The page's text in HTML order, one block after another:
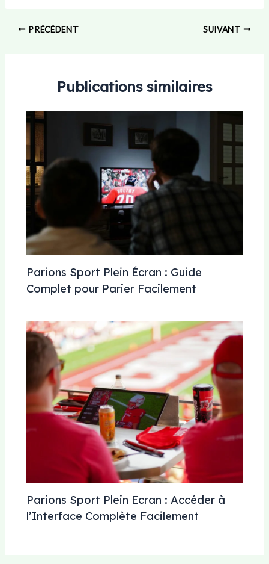
PRÉCÉDENT SUIVANT
Publications similaires
Parions Sport Plein Écran : Guide
Complet pour Parier Facilement
Parions Sport Plein Ecran : Accéder à
l’Interface Complète Facilement